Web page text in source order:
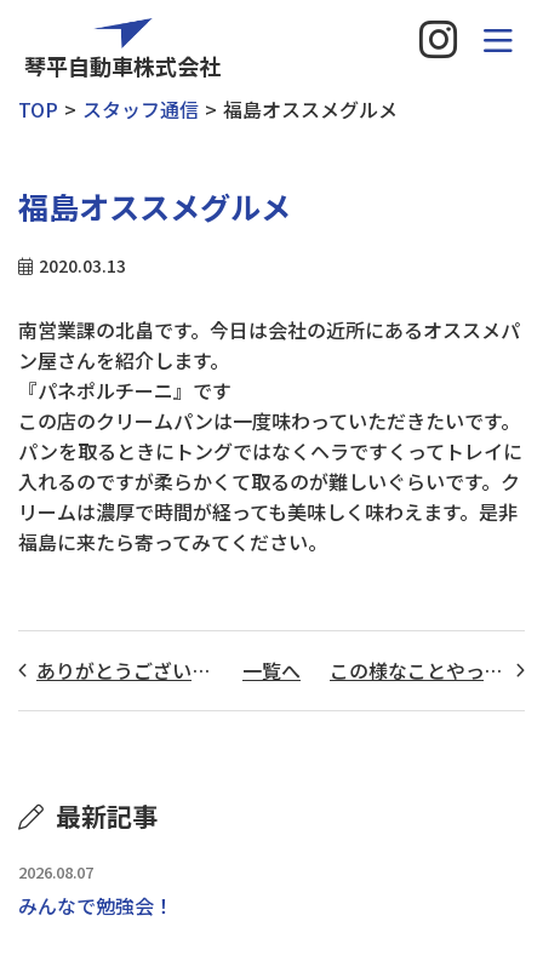
琴平自動車株式会社
TOP スタッフ通信 福島オススメグルメ
福島オススメグルメ
2020.03.13
南営業課の北畠です。今日は会社の近所にあるオススメパ
ン屋さんを紹介します。
『パネポルチーニ』です
この店のクリームパンは一度味わっていただきたいです。
パンを取るときにトングではなくヘラですくってトレイに
入れるのですが柔らかくて取るのが難しいぐらいです。ク
リームは濃厚で時間が経っても美味しく味わえます。是非
福島に来たら寄ってみてください。
ありがとうございますっ！ 一覧へ この様なことやっています｡Vol.19
最新記事
2026.08.07
みんなで勉強会！